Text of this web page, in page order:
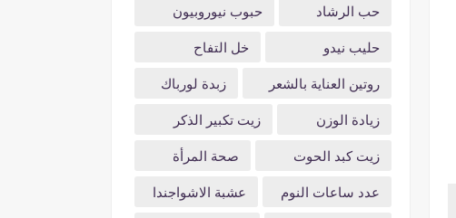
حب الرشاد
حبوب نيوروبيون
حليب نيدو
خل التفاح
روتين العناية بالشعر
زبدة لورباك
زيادة الوزن
زيت تكبير الذكر
زيت كبد الحوت
صحة المرأة
عدد ساعات النوم
عشبة الاشواجندا